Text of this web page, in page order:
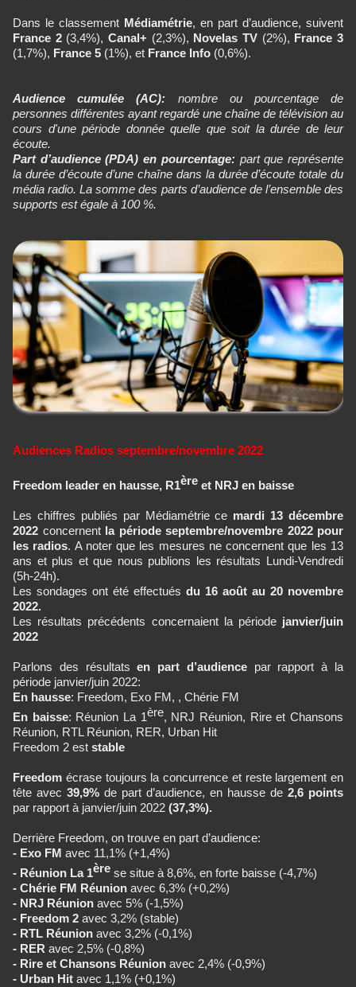
Dans le classement Médiamétrie, en part d’audience, suivent
France 2 (3,4%),Canal+ (2,3%), Novelas TV (2%), France 3
(1,7%), France 5 (1%), et France Info (0,6%).
Audience cumulée (AC): nombre ou pourcentage de
personnes différentes ayant regardé une chaîne de télévision au
cours d'une période donnée quelle que soit la durée de leur
écoute.
Part d’audience (PDA) en pourcentage: part que représente
la durée d’écoute d’une chaîne dans la durée d’écoute totale du
média radio. La somme des parts d’audience de l’ensemble des
supports est égale à 100 %.
Audiences Radios septembre/novembre 2022
Freedom leader en hausse, R1ère et NRJ en baisse
Les chiffres publiés par Médiamétrie ce mardi 13 décembre
2022 concernent la période septembre/novembre 2022 pour
les radios. A noter que les mesures ne concernent que les 13
ans et plus et que nous publions les résultats Lundi-Vendredi
(5h-24h).
Les sondages ont été effectués du 16 août au 20 novembre
2022.
Les résultats précédents concernaient la période janvier/juin
2022
Parlons des résultatsen part d’audiencepar rapport à la
période janvier/juin 2022:
En hausse: Freedom, Exo FM, , Chérie FM
En baisse: Réunion La 1ère, NRJ Réunion, Rire et Chansons
Réunion, RTL Réunion, RER, Urban Hit
Freedom 2 est stable
Freedom écrase toujours la concurrence et reste largement en
tête avec 39,9% de part d’audience, en hausse de 2,6 points
par rapport à janvier/juin 2022 (37,3%).
Derrière Freedom, on trouve en part d’audience:
- Exo FM avec 11,1% (+1,4%)
- Réunion La 1ère se situe à 8,6%, en forte baisse (-4,7%)
- Chérie FM Réunion avec 6,3% (+0,2%)
- NRJ Réunion avec 5% (-1,5%)
- Freedom 2 avec 3,2% (stable)
- RTL Réunion avec 3,2% (-0,1%)
- RER avec 2,5% (-0,8%)
- Rire et Chansons Réunion avec 2,4% (-0,9%)
- Urban Hit avec 1,1% (+0,1%)